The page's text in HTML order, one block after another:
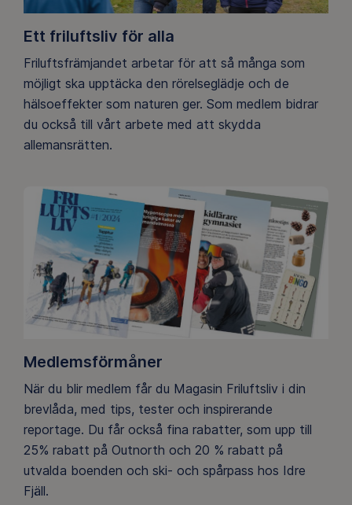
Ett friluftsliv för alla
Friluftsfrämjandet arbetar för att så många som
möjligt ska upptäcka den rörelseglädje och de
hälsoeffekter som naturen ger. Som medlem bidrar
du också till vårt arbete med att skydda
allemansrätten.
Medlemsförmåner
När du blir medlem får du Magasin Friluftsliv i din
brevlåda, med tips, tester och inspirerande
reportage. Du får också fina rabatter, som upp till
25% rabatt på Outnorth och 20 % rabatt på
utvalda boenden och ski- och spårpass hos Idre
Fjäll.